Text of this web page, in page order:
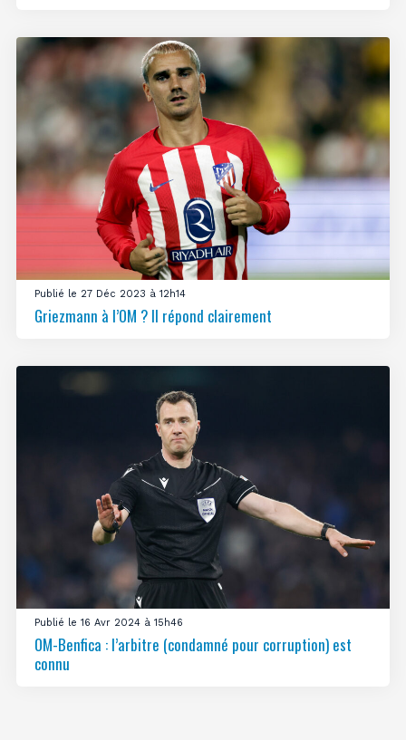
Publié le 27 Déc 2023 à 12h14
Griezmann à l’OM ? Il répond clairement
Publié le 16 Avr 2024 à 15h46
OM-Benfica : l’arbitre (condamné pour corruption) est
connu